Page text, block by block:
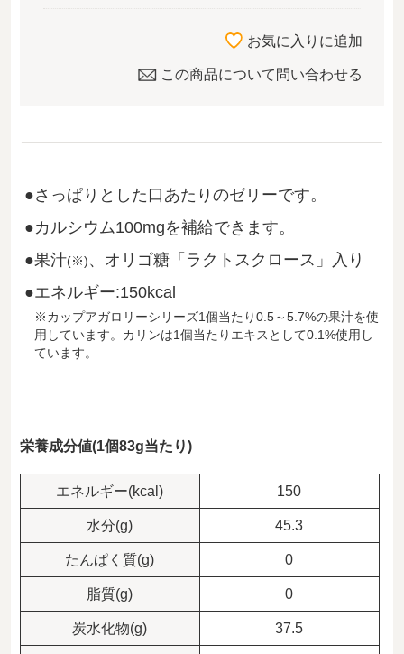
お気に入りに追加
この商品について問い合わせる
さっぱりとした口あたりのゼリーです。
カルシウム100mgを補給できます。
果汁(※) 、オリゴ糖「ラクトスクロース」入り
エネルギー:150kcal
※カップアガロリーシリーズ1個当たり0.5～5.7%の果汁を使
用しています。カリンは1個当たりエキスとして0.1%使用し
ています。
栄養成分値(1個83g当たり)
エネルギー(kcal) 150
水分(g) 45.3
たんぱく質(g) 0
脂質(g) 0
炭水化物(g) 37.5